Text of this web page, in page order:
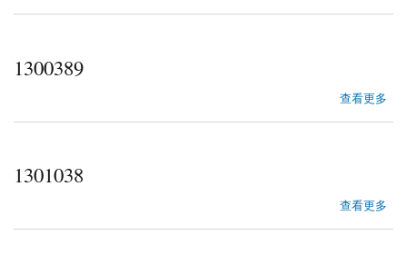
1300389
查看更多
1301038
查看更多